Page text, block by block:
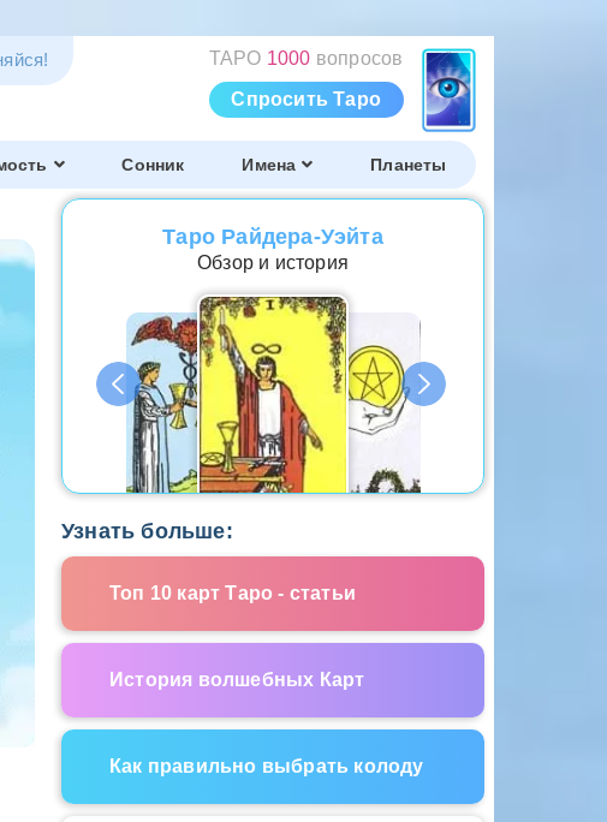
ТАРО 1000 вопросов
Спросить Таро
Сонник Имена Планеты
Таро Райдера-Уэйта
Обзор и история
Узнать больше:
Топ 10 карт Таро - статьи
История волшебных Карт
Как правильно выбрать колоду